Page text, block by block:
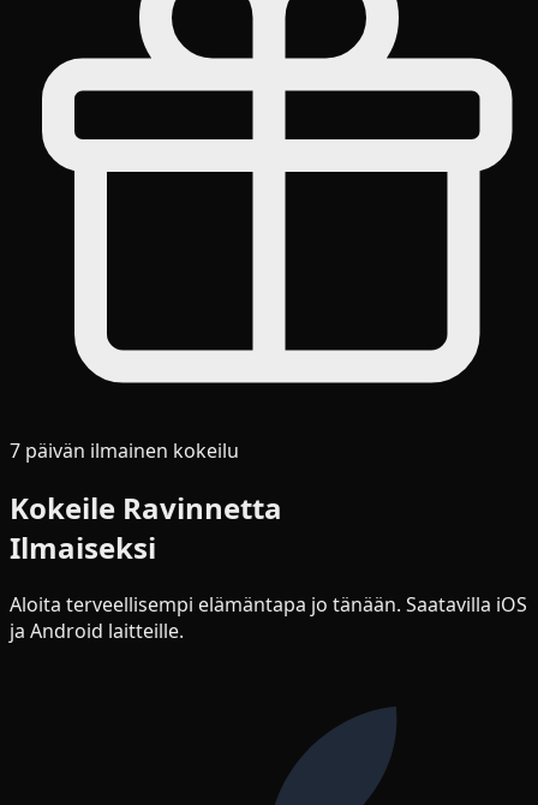
7 päivän ilmainen kokeilu
Kokeile Ravinnetta
Ilmaiseksi
Aloita terveellisempi elämäntapa jo tänään. Saatavilla iOS
ja Android laitteille.